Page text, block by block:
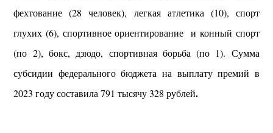
фехтование (28 человек), легкая атлетика (10), спорт
глухих (6), спортивное ориентирование и конный спорт
(по 2), бокс, дзюдо, спортивная борьба (по 1). Сумма
субсидии федерального бюджета на выплату премий в
2023 году составила 791 тысячу 328 рублей.